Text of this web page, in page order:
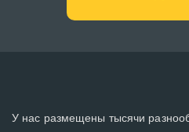
У нас размещены тысячи